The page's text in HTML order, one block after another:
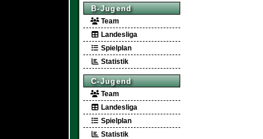
B-Jugend
Team
Landesliga
Spielplan
Statistik
C-Jugend
Team
Landesliga
Spielplan
Statistik